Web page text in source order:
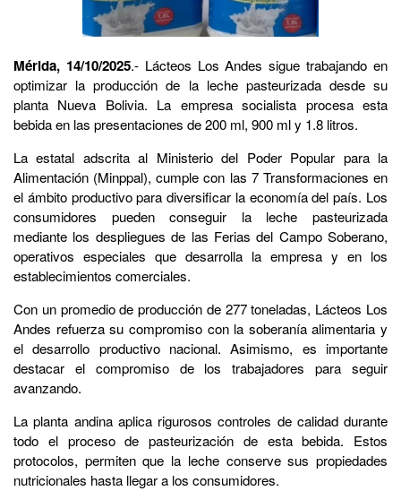
Mérida, 14/10/2025.- Lácteos Los Andes sigue trabajando en
optimizar la producción de la leche pasteurizada desde su
planta Nueva Bolivia. La empresa socialista procesa esta
bebida en las presentaciones de 200 ml, 900 ml y 1.8 litros.
La estatal adscrita al Ministerio del Poder Popular para la
Alimentación (Minppal), cumple con las 7 Transformaciones en
el ámbito productivo para diversificar la economía del país. Los
consumidores pueden conseguir la leche pasteurizada
mediante los despliegues de las Ferias del Campo Soberano,
operativos especiales que desarrolla la empresa y en los
establecimientos comerciales.
Con un promedio de producción de 277 toneladas, Lácteos Los
Andes refuerza su compromiso con la soberanía alimentaria y
el desarrollo productivo nacional. Asimismo, es importante
destacar el compromiso de los trabajadores para seguir
avanzando.
La planta andina aplica rigurosos controles de calidad durante
todo el proceso de pasteurización de esta bebida. Estos
protocolos, permiten que la leche conserve sus propiedades
nutricionales hasta llegar a los consumidores.